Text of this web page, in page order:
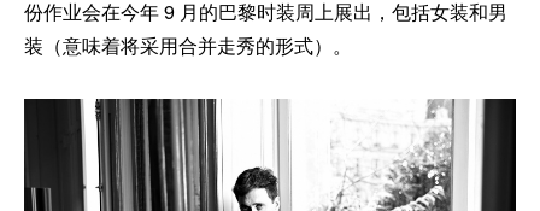
份作业会在今年 9 月的巴黎时装周上展出，包括女装和男
装（意味着将采用合并走秀的形式）。